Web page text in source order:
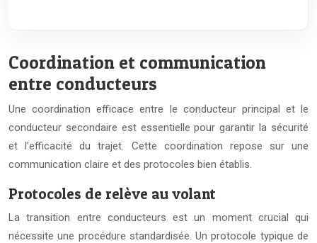
Coordination et communication
entre conducteurs
Une coordination efficace entre le conducteur principal et le
conducteur secondaire est essentielle pour garantir la sécurité
et l’efficacité du trajet. Cette coordination repose sur une
communication claire et des protocoles bien établis.
Protocoles de relève au volant
La transition entre conducteurs est un moment crucial qui
nécessite une procédure standardisée. Un protocole typique de